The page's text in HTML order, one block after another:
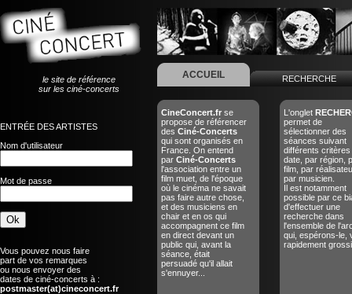
le site de référence
sur les ciné-concerts
ENTRÉE DES ARTISTES
Nom d'utilisateur
Mot de passe
Vous pouvez nous faire
part de vos remarques
ou nous envoyer des
dates de ciné-concerts à :
postmaster(at)cineconcert.fr
ACCUEIL RECHERCHE
CineConcert.fr se
propose de référencer
des Ciné-Concerts
qui sont organisés en
France. On entend
par Ciné-Concerts
l'association entre un
film muet, de l'époque
où le cinéma ne savait
pas faire autre chose,
et des musiciens en
chair et en os qui
accompagnent ce film
en direct devant un
public qui, avant la
séance, était
persuadé qu'il allait
s'ennuyer...
L'onglet
permet de
sélectionner des
séances suivant
différents critères
date, par région,
film, par
par musicien.
Il est notamment
possible par ce
d'effectuer une
recherche dans
l'ensemble de
qui, espérons-le,
rapidement